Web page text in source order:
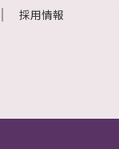
採用情報